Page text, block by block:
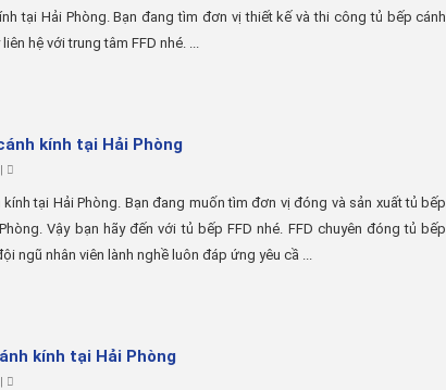
tại Hải Phòng. Bạn đang tìm đơn vị thiết kế và thi công tủ bếp cánh
hệ với trung tâm FFD nhé. ...
kính tại Hải Phòng
tại Hải Phòng. Bạn đang muốn tìm đơn vị đóng và sản xuất tủ bếp
Vậy bạn hãy đến với tủ bếp FFD nhé. FFD chuyên đóng tủ bếp
ngũ nhân viên lành nghề luôn đáp ứng yêu cầ ...
kính tại Hải Phòng